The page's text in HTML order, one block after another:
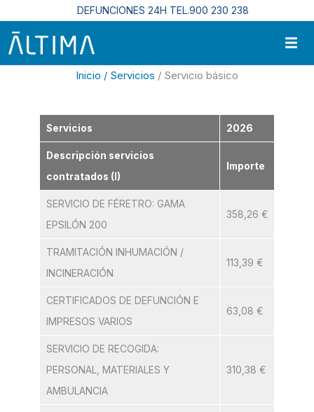
Pasar al contenido principal
DEFUNCIONES 24H TEL.900 230 238
Inicio / Servicios / Servicio básico
Servicios 2026
Descripción servicios
contratados (I)
Importe
SERVICIO DE FÉRETRO: GAMA
EPSILÓN 200
358,26 €
TRAMITACIÓN INHUMACIÓN /
INCINERACIÓN
113,39 €
CERTIFICADOS DE DEFUNCIÓN E
IMPRESOS VARIOS
63,08 €
SERVICIO DE RECOGIDA:
PERSONAL, MATERIALES Y
AMBULANCIA
310,38 €